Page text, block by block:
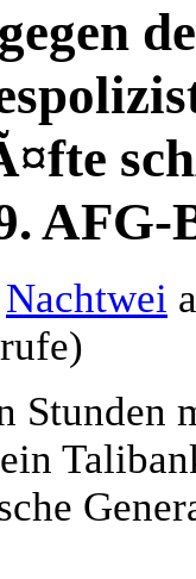
AFG-
Nachtwei
Stunden